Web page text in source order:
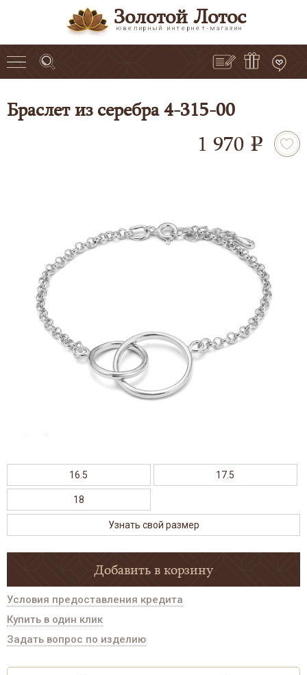
Золотой Лотос
ювелирный интернет-магазин
Браслет из серебра 4-315-00
1 970 e
16.5 17.5
18
Узнать свой размер
Добавить в корзину
Условия предоставления кредита
Купить в один клик
Задать вопрос по изделию